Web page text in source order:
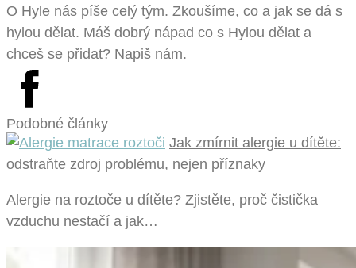
O Hyle nás píše celý tým. Zkoušíme, co a jak se dá s
hylou dělat. Máš dobrý nápad co s Hylou dělat a
chceš se přidat? Napiš nám.
Podobné články
Jak zmírnit alergie u dítěte:
odstraňte zdroj problému, nejen příznaky
Alergie na roztoče u dítěte? Zjistěte, proč čistička
vzduchu nestačí a jak…